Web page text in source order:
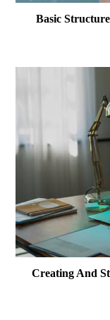
Basic
Creating And